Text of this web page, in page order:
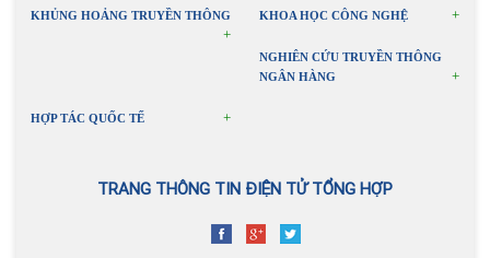
KHỦNG HOẢNG TRUYỀN THÔNG KHOA HỌC CÔNG NGHỆ
NGHIÊN CỨU TRUYỀN THÔNG
NGÂN HÀNG
HỢP TÁC QUỐC TẾ
TRANG THÔNG TIN ĐIỆN TỬ TỔNG HỢP